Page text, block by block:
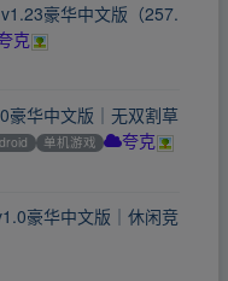
豪华中文版（257.
克
豪华中文版｜无双割草
单机游戏 夸克
豪华中文版｜休闲竞